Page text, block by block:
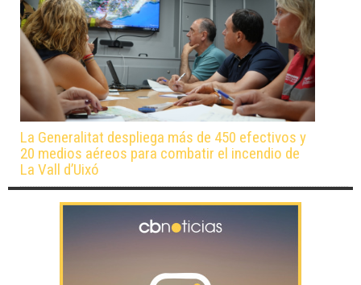
La Generalitat despliega más de 450 efectivos y
20 medios aéreos para combatir el incendio de
La Vall d’Uixó